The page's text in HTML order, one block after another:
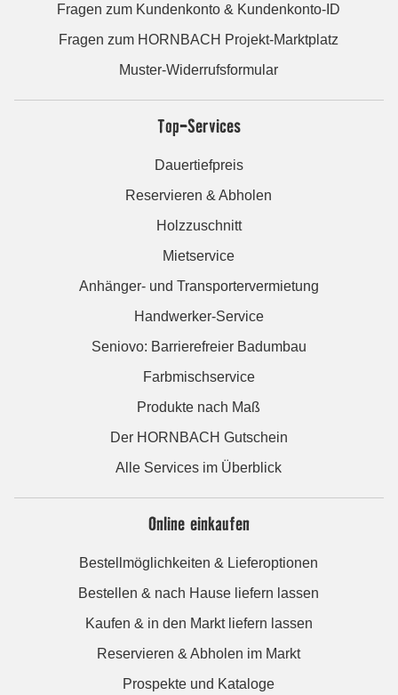
Fragen zum Kundenkonto & Kundenkonto-ID
Fragen zum HORNBACH Projekt-Marktplatz
Muster-Widerrufsformular
Top-Services
Dauertiefpreis
Reservieren & Abholen
Holzzuschnitt
Mietservice
Anhänger- und Transportervermietung
Handwerker-Service
Seniovo: Barrierefreier Badumbau
Farbmischservice
Produkte nach Maß
Der HORNBACH Gutschein
Alle Services im Überblick
Online einkaufen
Bestellmöglichkeiten & Lieferoptionen
Bestellen & nach Hause liefern lassen
Kaufen & in den Markt liefern lassen
Reservieren & Abholen im Markt
Prospekte und Kataloge